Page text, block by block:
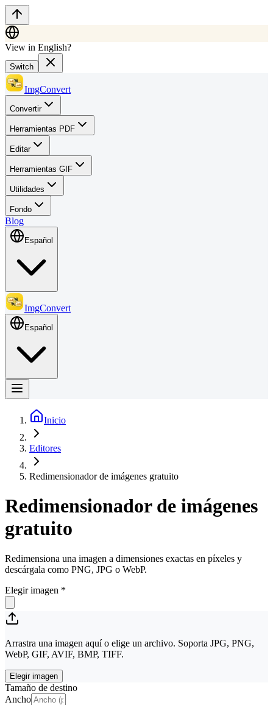
View in English?
Switch
ImgConvert
Convertir
Herramientas PDF
Editar
Herramientas GIF
Utilidades
Fondo
Blog
Español
ImgConvert
Español
Inicio
Editores
Redimensionador de imágenes gratuito
Redimensionador de imágenes
gratuito
Redimensiona una imagen a dimensiones exactas en píxeles y
descárgala como PNG, JPG o WebP.
Elegir imagen *
Arrastra una imagen aquí o elige un archivo. Soporta JPG, PNG,
WebP, GIF, AVIF, BMP, TIFF.
Elegir imagen
Tamaño de destino
Ancho